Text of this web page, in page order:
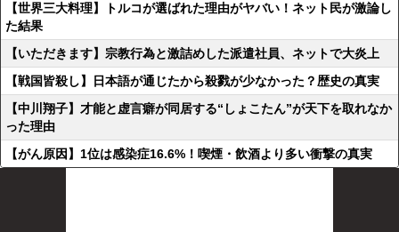
【世界三大料理】トルコが選ばれた理由がヤバい！ネット民が激論し
た結果
【いただきます】宗教行為と激詰めした派遣社員、ネットで大炎上
【戦国皆殺し】日本語が通じたから殺戮が少なかった？歴史の真実
【中川翔子】才能と虚言癖が同居する“しょこたん”が天下を取れなか
った理由
【がん原因】1位は感染症16.6%！喫煙・飲酒より多い衝撃の真実